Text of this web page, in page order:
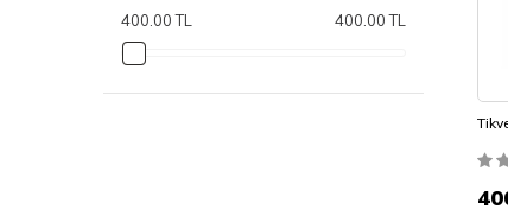
400.00 TL 400.00 TL